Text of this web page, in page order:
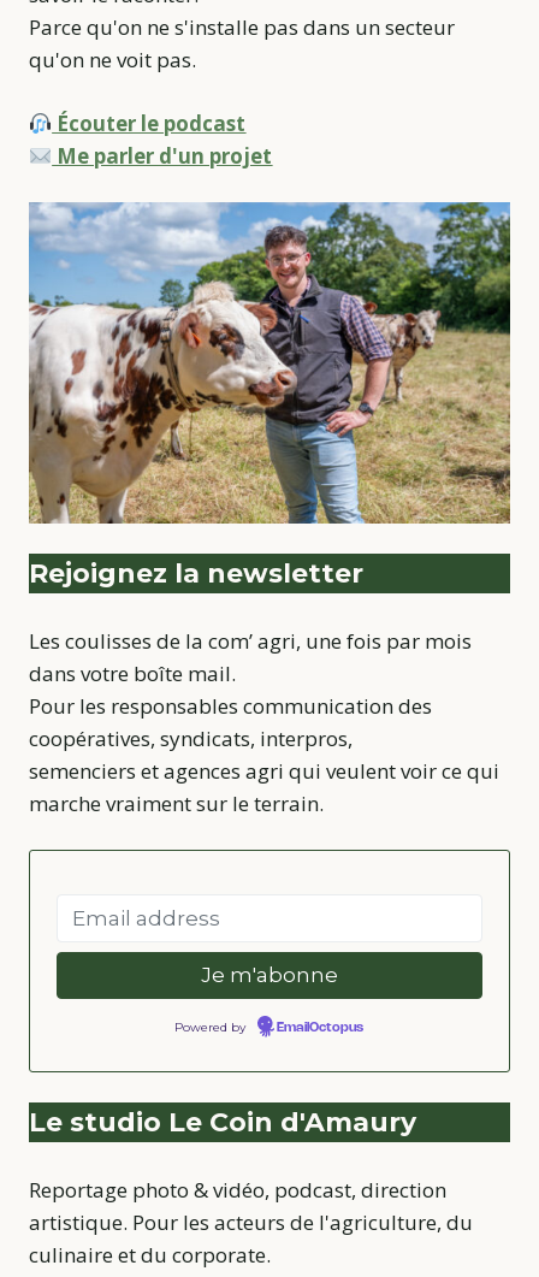
Parce qu'on ne s'installe pas dans un secteur
qu'on ne voit pas.
Écouter le podcast
Me parler d'un projet
Rejoignez la newsletter
Les coulisses de la com’ agri, une fois par mois
dans votre boîte mail.
Pour les responsables communication des
coopératives, syndicats, interpros,
semenciers et agences agri qui veulent voir ce qui
marche vraiment sur le terrain.
Powered by EmailOctopus
Le studio Le Coin d'Amaury
Reportage photo & vidéo, podcast, direction
artistique. Pour les acteurs de l'agriculture, du
culinaire et du corporate.